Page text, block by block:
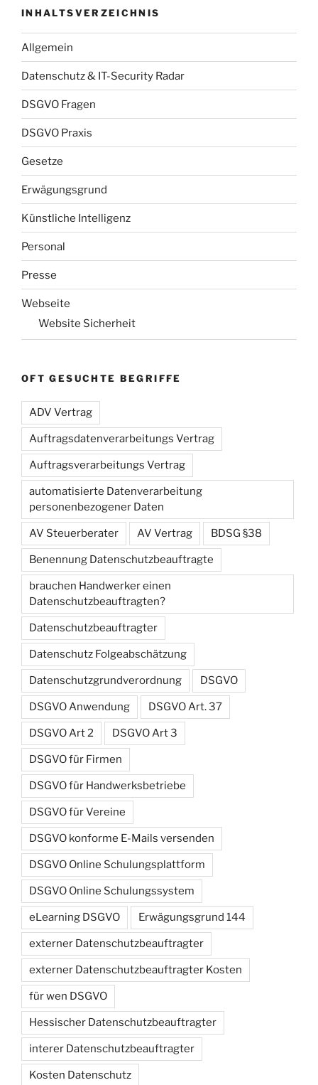
INHALTSVERZEICHNIS
Allgemein
Datenschutz & IT-Security Radar
DSGVO Fragen
DSGVO Praxis
Gesetze
Erwägungsgrund
Künstliche Intelligenz
Personal
Presse
Webseite
Website Sicherheit
OFT GESUCHTE BEGRIFFE
ADV Vertrag
Auftragsdatenverarbeitungs Vertrag
Auftragsverarbeitungs Vertrag
automatisierte Datenverarbeitung
personenbezogener Daten
AV Steuerberater AV Vertrag BDSG §38
Benennung Datenschutzbeauftragte
brauchen Handwerker einen
Datenschutzbeauftragten?
Datenschutzbeauftragter
Datenschutz Folgeabschätzung
Datenschutzgrundverordnung DSGVO
DSGVO Anwendung DSGVO Art. 37
DSGVO Art 2 DSGVO Art 3
DSGVO für Firmen
DSGVO für Handwerksbetriebe
DSGVO für Vereine
DSGVO konforme E-Mails versenden
DSGVO Online Schulungsplattform
DSGVO Online Schulungssystem
eLearning DSGVO Erwägungsgrund 144
externer Datenschutzbeauftragter
externer Datenschutzbeauftragter Kosten
für wen DSGVO
Hessischer Datenschutzbeauftragter
interer Datenschutzbeauftragter
Kosten Datenschutz